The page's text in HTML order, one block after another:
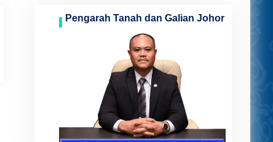
Pengarah Tanah dan Galian Johor